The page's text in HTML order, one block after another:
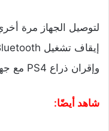
وإقران ذراع PS4 مع جهاز PS4 مرة أخرى.
شاهد أيضًا: